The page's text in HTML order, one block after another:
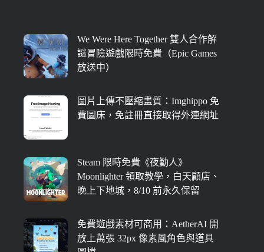
We Were Here Together 雙人合作解
謎冒險遊戲限時免費（Epic Games
放送中）
圖片上傳不壓縮畫質：Imghippo 免
費圖床，免註冊直接取得外連網址
Steam 限時免費《夜勤人》
Moonlighter 領取教學，白天顧店、
晚上下地城，8/10 前永久保留
免費遊戲素材可商用：AetherAI 開
放上萬張 32px 像素風角色與道具